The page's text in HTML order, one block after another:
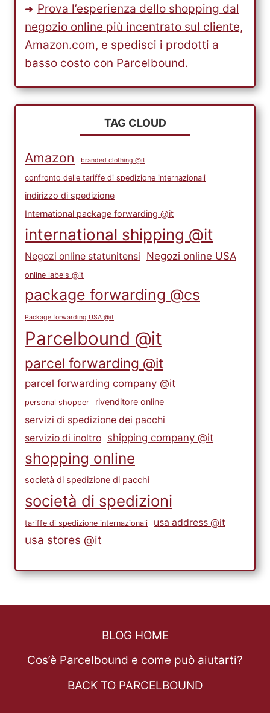
Prova l’esperienza dello shopping dal
negozio online più incentrato sul cliente,
Amazon.com, e spedisci i prodotti a
basso costo con Parcelbound.
TAG CLOUD
Amazon branded clothing @it
confronto delle tariffe di spedizione internazionali
indirizzo di spedizione
International package forwarding @it
international shipping @it
Negozi online statunitensi Negozi online USA
online labels @it
package forwarding @cs
Package forwarding USA @it
Parcelbound @it
parcel forwarding @it
parcel forwarding company @it
personal shopper rivenditore online
servizi di spedizione dei pacchi
servizio di inoltro shipping company @it
shopping online
società di spedizione di pacchi
società di spedizioni
tariffe di spedizione internazionali usa address @it
usa stores @it
BLOG HOME
Cos’è Parcelbound e come può aiutarti?
BACK TO PARCELBOUND